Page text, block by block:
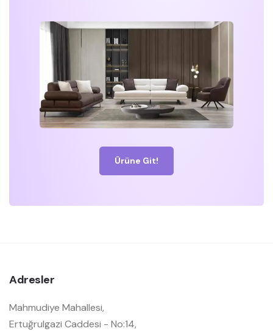
Ürüne Git!
Adresler
Mahmudiye Mahallesi,
Ertuğrulgazi Caddesi - No:14,